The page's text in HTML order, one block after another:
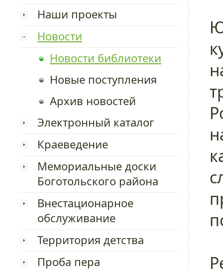
Наши проекты
Новости
Новости библиотеки
Новые поступления
Архив новостей
Электронный каталог
Краеведение
Мемориальные доски
Боготольского района
Внестационарное
обслуживание
Территория детства
Проба пера